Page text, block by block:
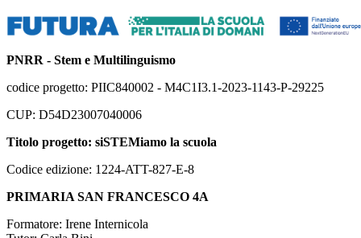
PNRR - Stem e Multilinguismo
codice progetto: PIIC840002 - M4C1I3.1-2023-1143-P-29225
CUP: D54D23007040006
Titolo progetto: siSTEMiamo la scuola
Codice edizione: 1224-ATT-827-E-8
PRIMARIA SAN FRANCESCO 4A
Formatore: Irene Internicola